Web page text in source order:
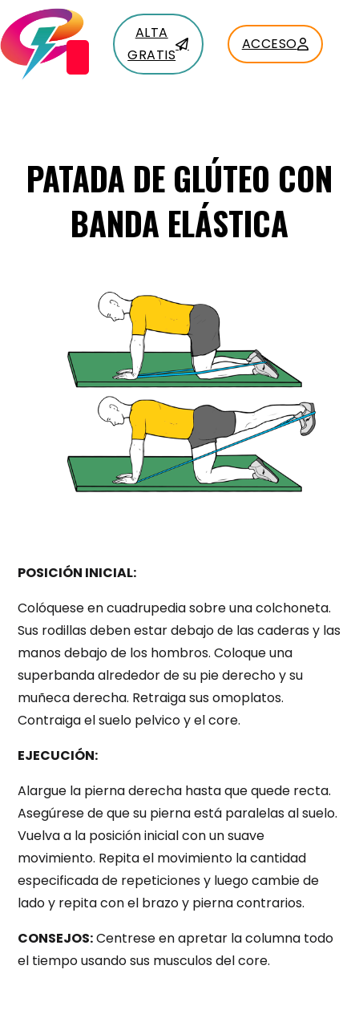
ALTA
GRATIS
ACCESO
PATADA DE GLÚTEO CON
BANDA ELÁSTICA
POSICIÓN INICIAL:
Colóquese en cuadrupedia sobre una colchoneta.
Sus rodillas deben estar debajo de las caderas y las
manos debajo de los hombros. Coloque una
superbanda alrededor de su pie derecho y su
muñeca derecha. Retraiga sus omoplatos.
Contraiga el suelo pelvico y el core.
EJECUCIÓN:
Alargue la pierna derecha hasta que quede recta.
Asegúrese de que su pierna está paralelas al suelo.
Vuelva a la posición inicial con un suave
movimiento. Repita el movimiento la cantidad
especificada de repeticiones y luego cambie de
lado y repita con el brazo y pierna contrarios.
CONSEJOS:Centrese en apretar la columna todo
el tiempo usando sus musculos del core.